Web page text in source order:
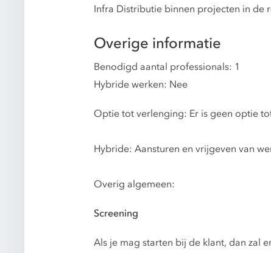
Infra Distributie binnen projecten in de
Overige informatie
Benodigd aantal professionals: 1
Hybride werken: Nee
Optie tot verlenging: Er is geen optie
Hybride: Aansturen en vrijgeven van
Overig algemeen:
Screening
Als je mag starten bij de klant, dan zal